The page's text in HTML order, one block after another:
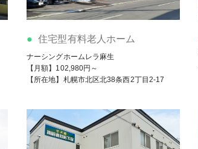
住宅型有料老人ホーム
ナーシングホームレラ麻生
【月額】102,980円～
【所在地】札幌市北区北38条西2丁目2-17